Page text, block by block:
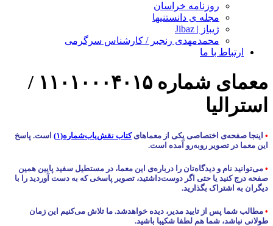
روزنامه خراسان
مجله ی دانستنیها
ژیباز | Jibaz
محمدمهدی رنجبر / کارشناس سرگرمی
ارتباط با ما
معمای شماره ۱۱۰۱۰۰۰۴۰۱۵ /
استرالیا
• اینجا صفحه‌ی اختصاصی یکی از معماهایکتاب نقش‌یاب‌شماره(۱)
است. پاسخ
این معما در تصویر روبه‌رو آمده است.
• می‌توانید نام و دیدگاه‌تان را درباره‌ی این معما، در مستطیل سفید پایین همین
صفحه درج کنید یا حتی اگر دوست‌داشتید، تصویر پاسخی که به دست آوردید را با
دیگران به اشتراک بگذارید.
• مطالب شما پس از تایید مدیر، دیده خواهدشد. ما تلاش می‌کنیم این زمان
طولانی نباشد، شما هم لطفا شکیبا باشید.